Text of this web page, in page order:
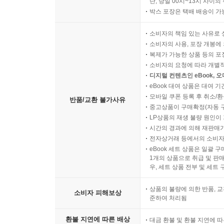
박스 포장은 택배 배송이
반품/교환 불가사유
소비자의 책임 있는 사유로
소비자의 사용, 포장 개봉
복제가 가능한 상품 등의
소비자의 요청에 따라 개별
디지털 컨텐츠인 eBook,
eBook 대여 상품은 대여 기
모바일 쿠폰 등록 후 취소/
중고상품이 구매확정(자동
LP상품의 재생 불량 원인
시간의 경과에 의해 재판매
전자상거래 등에서의 소비
eBook 세트 상품은 일괄 구
1개의 상품으로 취급 및 판
우, 세트 상품 전부 및 세트
소비자 피해보상
상품의 불량에 의한 반품,
준하여 처리됨
환불 지연에 따른 배상 대금 환불 및 환불 지연에